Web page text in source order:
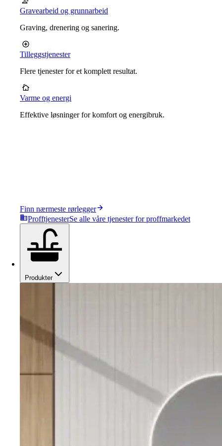
Gravearbeid og grunnarbeid
Graving, drenering og sanering.
Tilleggstjenester
Flere tjenester for et komplett resultat.
Varme og energi
Effektive løsninger for komfort og energibruk.
Finn nærmeste rørlegger
ProfftjenesterSe alle våre tjenester for proffmarkedet
Produkter